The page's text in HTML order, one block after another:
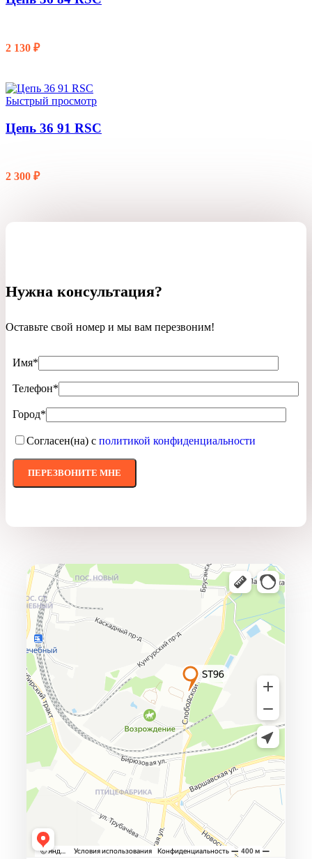
2 130 ₽
Быстрый просмотр
Цепь 36 91 RSC
2 300 ₽
Нужна консультация?
Оставьте свой номер и мы вам перезвоним!
Имя*
Телефон*
Город*
Согласен(на) с политикой конфиденциальности